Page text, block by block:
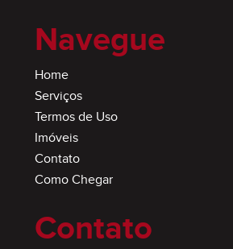
Navegue
Home
Serviços
Termos de Uso
Imóveis
Contato
Como Chegar
Contato